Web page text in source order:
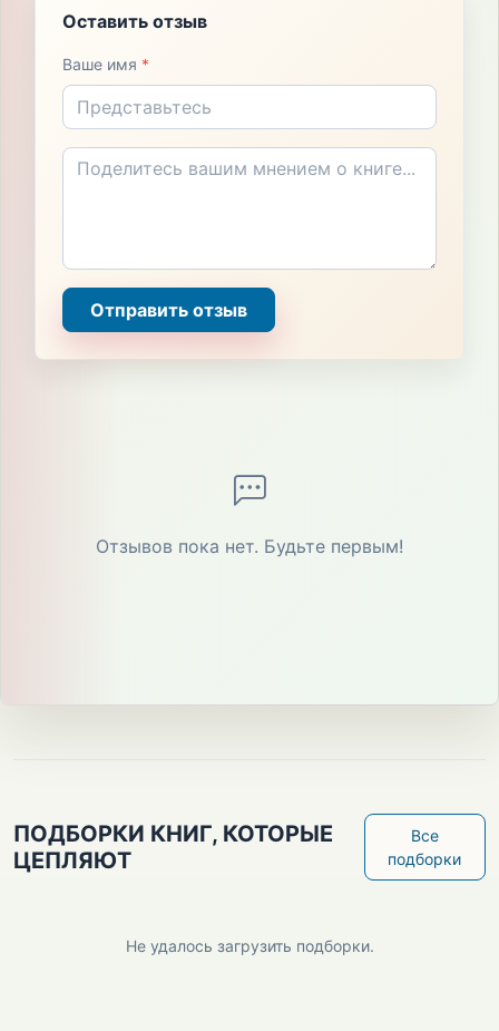
Оставить отзыв
Ваше имя *
Отправить отзыв
Отзывов пока нет. Будьте первым!
ПОДБОРКИ КНИГ, КОТОРЫЕ
ЦЕПЛЯЮТ
Все
подборки
Не удалось загрузить подборки.